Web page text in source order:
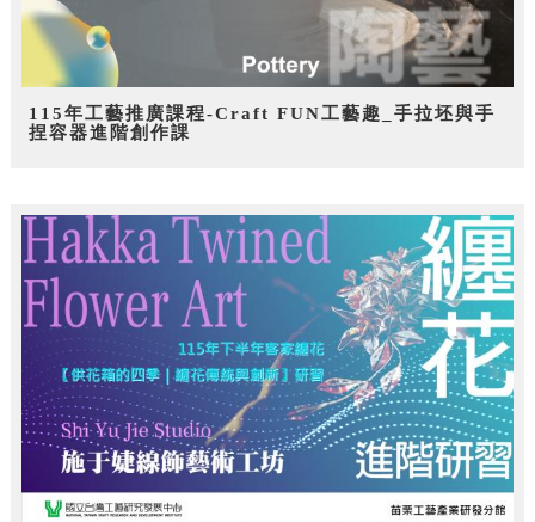
115年工藝推廣課程-Craft FUN工藝趣_手拉坯與手
捏容器進階創作課